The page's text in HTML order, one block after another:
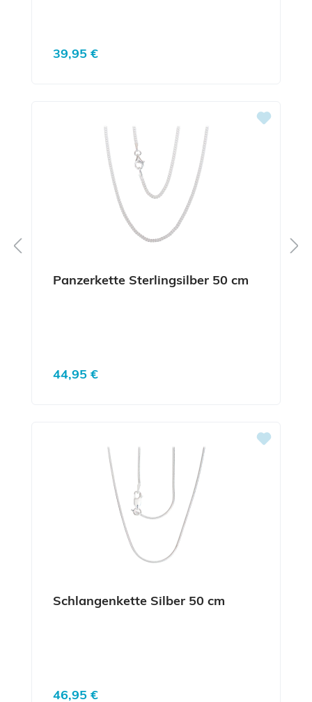
Regulärer Preis:
39,95 €
Panzerkette Sterlingsilber 50 cm
Regulärer Preis:
44,95 €
Schlangenkette Silber 50 cm
Regulärer Preis:
46,95 €